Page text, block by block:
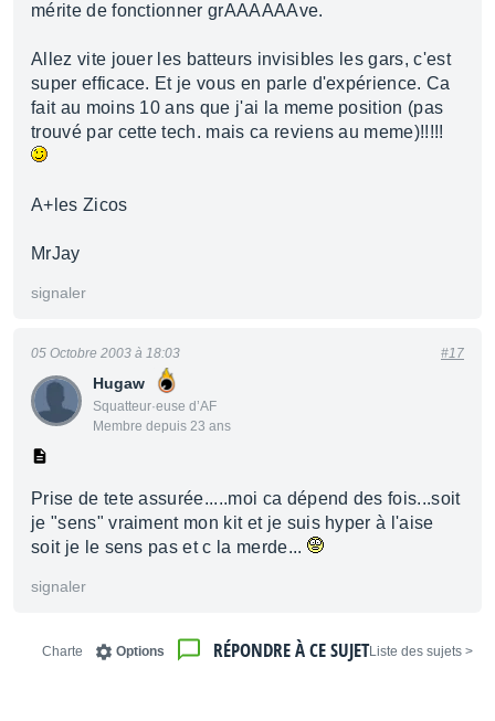
mérite de fonctionner grAAAAAAve.
Allez vite jouer les batteurs invisibles les gars, c'est
super efficace. Et je vous en parle d'expérience. Ca
fait au moins 10 ans que j'ai la meme position (pas
trouvé par cette tech. mais ca reviens au meme)!!!!!
A+les Zicos
MrJay
signaler
Hugaw
Squatteur·euse d’AF
Membre depuis 23 ans
05 Octobre 2003 à 18:03 #17
Prise de tete assurée.....moi ca dépend des fois...soit
je "sens" vraiment mon kit et je suis hyper à l'aise
soit je le sens pas et c la merde...
signaler
< Liste des sujets
RÉPONDRE À CE SUJET
Options
Charte